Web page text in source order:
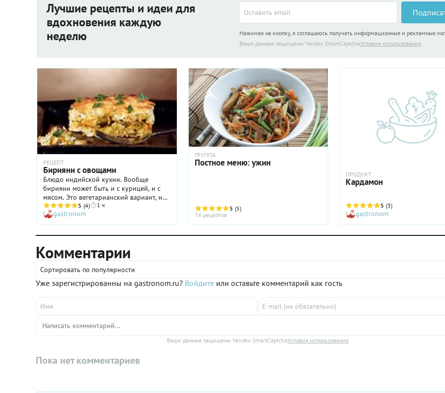
из обычного риса басмати, но в этом
рецепте мы предлагаем использовать
готовую смесь из басмати с овощами,
которую несложно найти в магазинах.
Лучшие рецепты и идеи для
вдохновения каждую
неделю
Нажимая на кнопку, я соглашаюсь получать информационные и рекламные
Ваши данные защищены Yandex SmartCaptchaУсловия использования
РЕЦЕПТ
Бирияни с овощами
Блюдо индийской кухни. Вообще
бирияни может быть и с курицей, и с
мясом. Это вегетарианский вариант, но
не менее вкусный.
5 (4) 1 ч
gastronom
ГРУППА
Постное меню: ужин
5 (5)
76 рецептов
ПРОДУКТ
Кардамон
5 (3)
gastronom
Комментарии
Сортировать по популярности
Уже зарегистрированны на gastronom.ru? Войдите или оставьте комментарий как гость
Ваши данные защищены Yandex SmartCaptchaУсловия использования
Пока нет комментариев